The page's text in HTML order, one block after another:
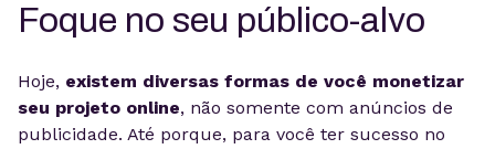
Foque no seu público-alvo
Hoje, existem diversas formas de você monetizar
seu projeto online, não somente com anúncios de
publicidade. Até porque, para você ter sucesso no